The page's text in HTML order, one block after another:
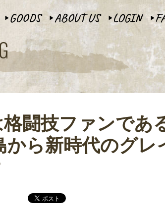
▶︎ GOODS ▶︎ABOUT US ▶︎ LOGIN ▶︎
闘技ファンであ
から新時代のグレ